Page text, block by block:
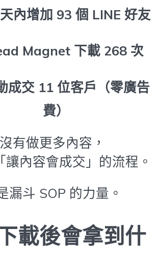
內增加 93 個 LINE 好友
Magnet 下載 268 次
成交 11 位客戶（零廣告
費）
有做更多內容，
讓內容會成交」的流程。
漏斗 SOP 的力量。
載後會拿到什